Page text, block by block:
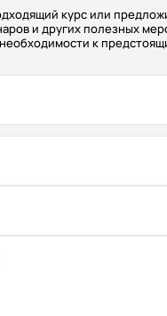
курс или
и других полезных
к